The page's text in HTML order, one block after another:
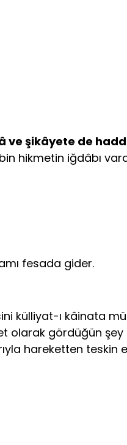
ve şikâyete de
hikmetin iğdâbı
fesada gider.
külliyat-ı kâinata
olarak gördüğün
hareketten teskin